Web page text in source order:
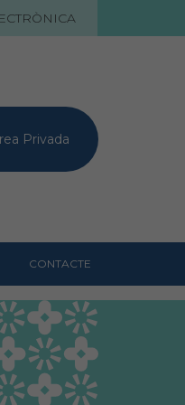
Privada
CONTACTE